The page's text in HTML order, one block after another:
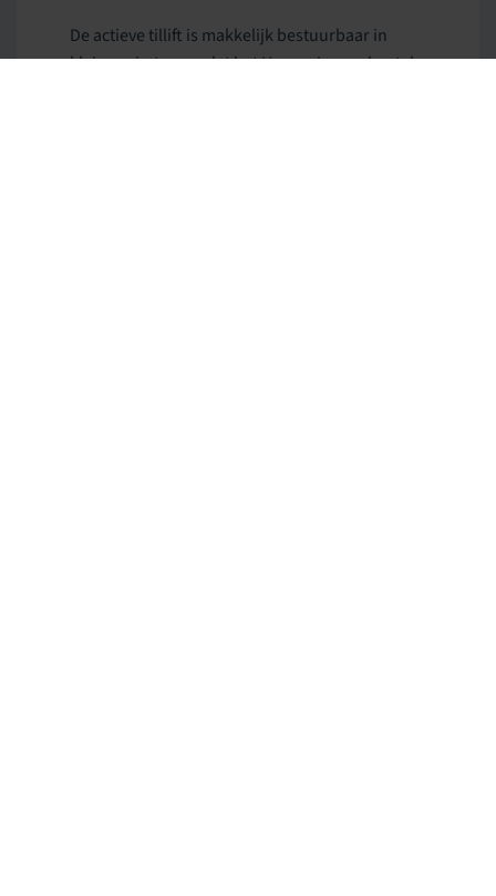
De actieve tillift is makkelijk bestuurbaar in
kleine ruimten omdat het U-vormige onderstel